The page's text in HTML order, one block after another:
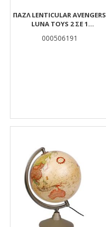
ΠΑΖΛ LENTICULAR AVENGERS
LUNA TOYS 2 ΣΕ 1
3D EFFECT 150 ΤΜX. 45,7X30,4
000506191